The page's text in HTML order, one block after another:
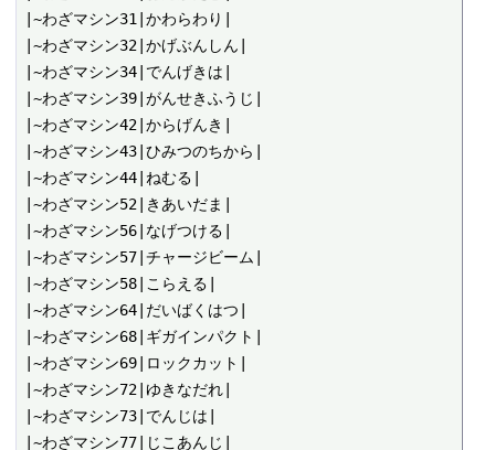
|~わざマシン31|かわらわり|
|~わざマシン32|かげぶんしん|
|~わざマシン34|でんげきは|
|~わざマシン39|がんせきふうじ|
|~わざマシン42|からげんき|
|~わざマシン43|ひみつのちから|
|~わざマシン44|ねむる|
|~わざマシン52|きあいだま|
|~わざマシン56|なげつける|
|~わざマシン57|チャージビーム|
|~わざマシン58|こらえる|
|~わざマシン64|だいばくはつ|
|~わざマシン68|ギガインパクト|
|~わざマシン69|ロックカット|
|~わざマシン72|ゆきなだれ|
|~わざマシン73|でんじは|
|~わざマシン77|じこあんじ|